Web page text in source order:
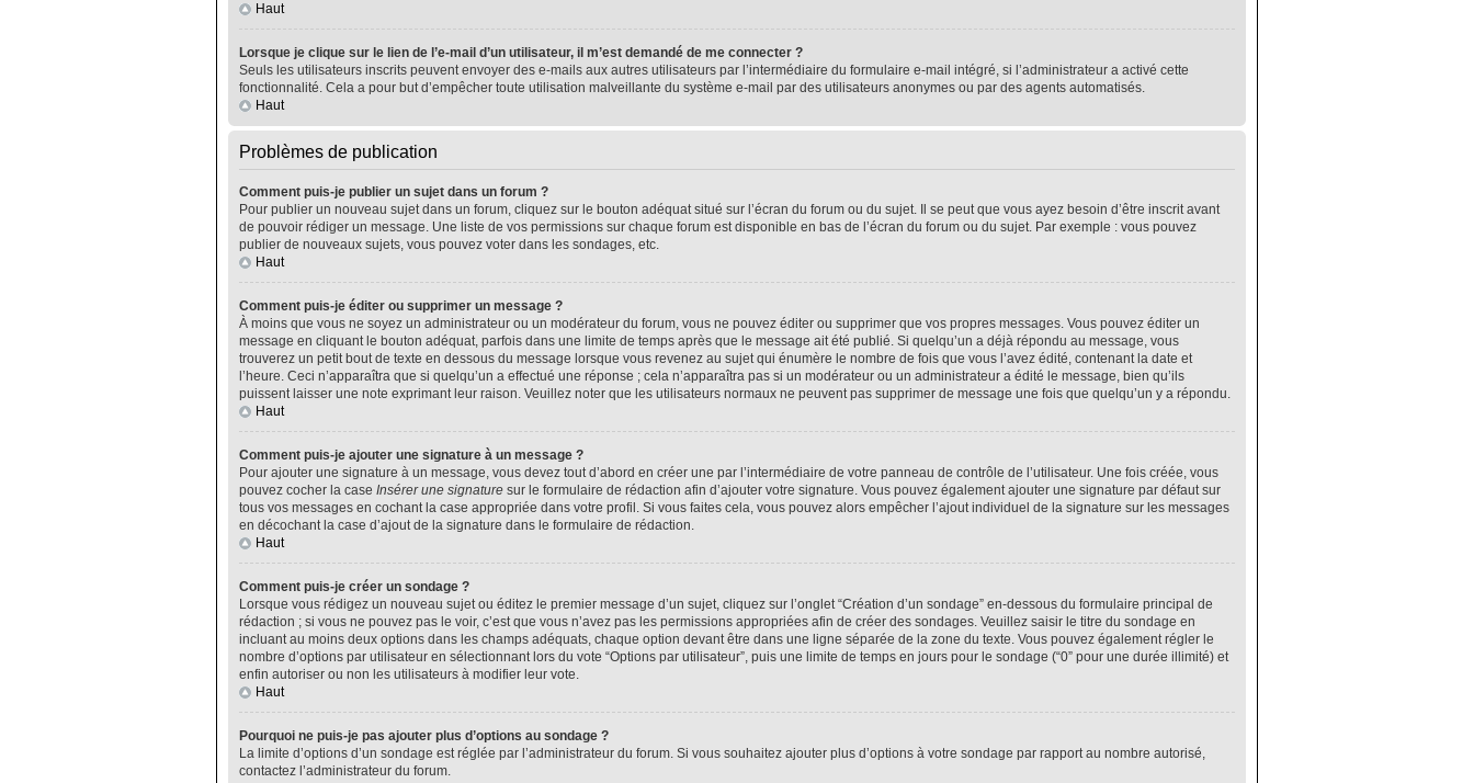
Haut
Lorsque je clique sur le lien de l’e-mail d’un utilisateur, il m’est demandé de me connecter ?
Seuls les utilisateurs inscrits peuvent envoyer des e-mails aux autres utilisateurs par l’intermédiaire du formulaire e-mail intégré, si l’administrateur a activé cette
fonctionnalité. Cela a pour but d’empêcher toute utilisation malveillante du système e-mail par des utilisateurs anonymes ou par des agents automatisés.
Haut
Problèmes de publication
Comment puis-je publier un sujet dans un forum ?
Pour publier un nouveau sujet dans un forum, cliquez sur le bouton adéquat situé sur l’écran du forum ou du sujet. Il se peut que vous ayez besoin d’être inscrit avant
de pouvoir rédiger un message. Une liste de vos permissions sur chaque forum est disponible en bas de l’écran du forum ou du sujet. Par exemple : vous pouvez
publier de nouveaux sujets, vous pouvez voter dans les sondages, etc.
Haut
Comment puis-je éditer ou supprimer un message ?
À moins que vous ne soyez un administrateur ou un modérateur du forum, vous ne pouvez éditer ou supprimer que vos propres messages. Vous pouvez éditer un
message en cliquant le bouton adéquat, parfois dans une limite de temps après que le message ait été publié. Si quelqu’un a déjà répondu au message, vous
trouverez un petit bout de texte en dessous du message lorsque vous revenez au sujet qui énumère le nombre de fois que vous l’avez édité, contenant la date et
l’heure. Ceci n’apparaîtra que si quelqu’un a effectué une réponse ; cela n’apparaîtra pas si un modérateur ou un administrateur a édité le message, bien qu’ils
puissent laisser une note exprimant leur raison. Veuillez noter que les utilisateurs normaux ne peuvent pas supprimer de message une fois que quelqu’un y a répondu.
Haut
Comment puis-je ajouter une signature à un message ?
Pour ajouter une signature à un message, vous devez tout d’abord en créer une par l’intermédiaire de votre panneau de contrôle de l’utilisateur. Une fois créée, vous
pouvez cocher la case Insérer une signature sur le formulaire de rédaction afin d’ajouter votre signature. Vous pouvez également ajouter une signature par défaut sur
tous vos messages en cochant la case appropriée dans votre profil. Si vous faites cela, vous pouvez alors empêcher l’ajout individuel de la signature sur les messages
en décochant la case d’ajout de la signature dans le formulaire de rédaction.
Haut
Comment puis-je créer un sondage ?
Lorsque vous rédigez un nouveau sujet ou éditez le premier message d’un sujet, cliquez sur l’onglet “Création d’un sondage” en-dessous du formulaire principal de
rédaction ; si vous ne pouvez pas le voir, c’est que vous n’avez pas les permissions appropriées afin de créer des sondages. Veuillez saisir le titre du sondage en
incluant au moins deux options dans les champs adéquats, chaque option devant être dans une ligne séparée de la zone du texte. Vous pouvez également régler le
nombre d’options par utilisateur en sélectionnant lors du vote “Options par utilisateur”, puis une limite de temps en jours pour le sondage (“0” pour une durée illimité) et
enfin autoriser ou non les utilisateurs à modifier leur vote.
Haut
Pourquoi ne puis-je pas ajouter plus d’options au sondage ?
La limite d’options d’un sondage est réglée par l’administrateur du forum. Si vous souhaitez ajouter plus d’options à votre sondage par rapport au nombre autorisé,
contactez l’administrateur du forum.